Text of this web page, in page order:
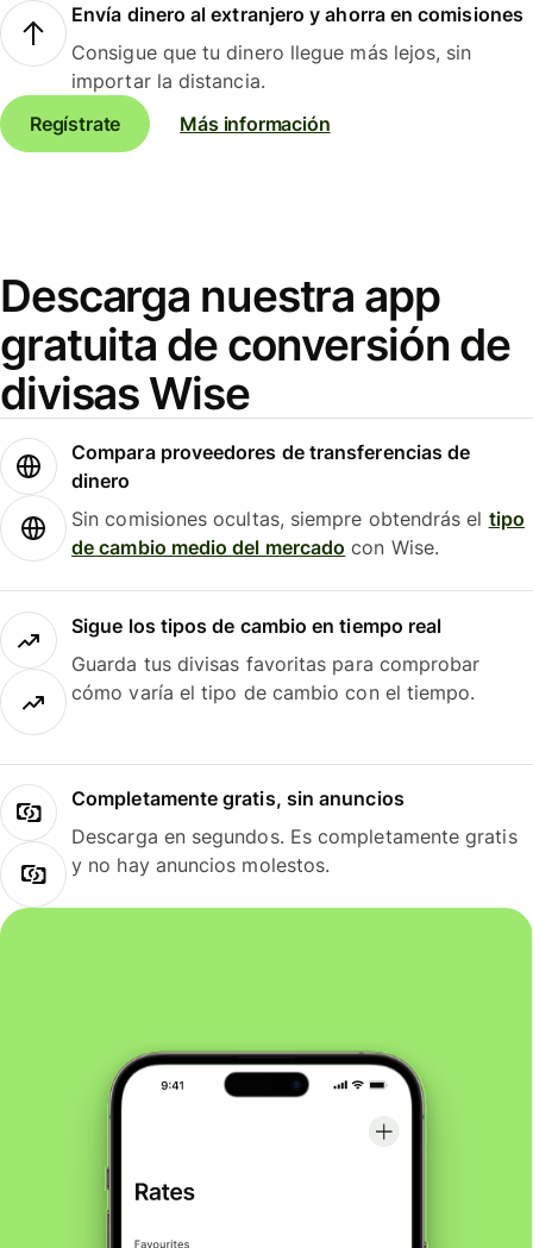
Envía dinero al extranjero y ahorra en comisiones
Consigue que tu dinero llegue más lejos, sin
importar la distancia.
Regístrate
Más información
Descarga nuestra app
gratuita de conversión de
divisas Wise
Compara proveedores de transferencias de
dinero
Sin comisiones ocultas, siempre obtendrás el tipo
de cambio medio del mercado con Wise.
Sigue los tipos de cambio en tiempo real
Guarda tus divisas favoritas para comprobar
cómo varía el tipo de cambio con el tiempo.
Completamente gratis, sin anuncios
Descarga en segundos. Es completamente gratis
y no hay anuncios molestos.